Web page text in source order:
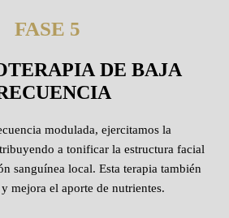
FASE 5
DE BAJA
modulada, ejercitamos la
a tonificar la estructura facial
sanguínea local. Esta terapia también
mejora el aporte de nutrientes.